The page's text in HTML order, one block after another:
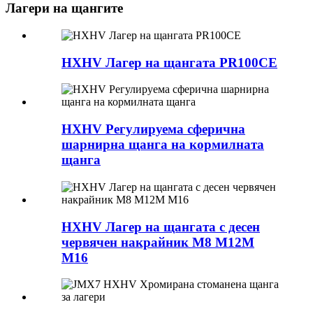
Лагери на щангите
HXHV Лагер на щангата PR100CE
HXHV Регулируема сферична
шарнирна щанга на кормилната
щанга
HXHV Лагер на щангата с десен
червячен накрайник M8 M12M
M16